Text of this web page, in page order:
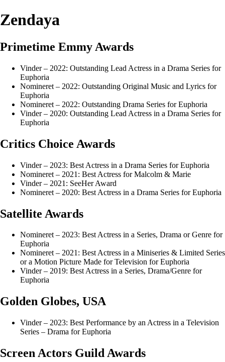
Zendaya
Primetime Emmy Awards
Vinder – 2022: Outstanding Lead Actress in a Drama Series for
Euphoria
Nomineret – 2022: Outstanding Original Music and Lyrics for
Euphoria
Nomineret – 2022: Outstanding Drama Series for Euphoria
Vinder – 2020: Outstanding Lead Actress in a Drama Series for
Euphoria
Critics Choice Awards
Vinder – 2023: Best Actress in a Drama Series for Euphoria
Nomineret – 2021: Best Actress for Malcolm & Marie
Vinder – 2021: SeeHer Award
Nomineret – 2020: Best Actress in a Drama Series for Euphoria
Satellite Awards
Nomineret – 2023: Best Actress in a Series, Drama or Genre for
Euphoria
Nomineret – 2021: Best Actress in a Miniseries & Limited Series
or a Motion Picture Made for Television for Euphoria
Vinder – 2019: Best Actress in a Series, Drama/Genre for
Euphoria
Golden Globes, USA
Vinder – 2023: Best Performance by an Actress in a Television
Series – Drama for Euphoria
Screen Actors Guild Awards